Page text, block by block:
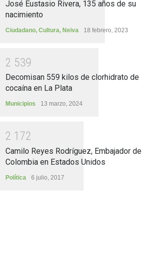
José Eustasio Rivera, 135 años de su
nacimiento
Ciudadano, Cultura, Neiva 18 febrero, 2023
2 539
Decomisan 559 kilos de clorhidrato de
cocaína en La Plata
Municipios 13 marzo, 2024
2 1 72
Camilo Reyes Rodríguez, Embajador de
Colombia en Estados Unidos
Política 6 julio, 2017